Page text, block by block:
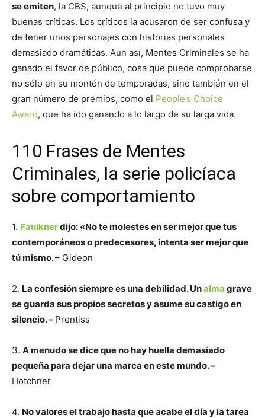
se emiten, la CBS, aunque al principio no tuvo muy
buenas críticas. Los críticos la acusaron de ser confusa y
de tener unos personajes con historias personales
demasiado dramáticas. Aun así, Mentes Criminales se ha
ganado el favor de público, cosa que puede comprobarse
no sólo en su montón de temporadas, sino también en el
gran número de premios, como el People’s Choice
Award, que ha ido ganando a lo largo de su larga vida.
110 Frases de Mentes
Criminales, la serie policíaca
sobre comportamiento
1. Faulknerdijo: «No te molestes en ser mejor que tus
contemporáneos o predecesores, intenta ser mejor que
tú mismo.– Gideon
2. La confesión siempre es una debilidad. Unalma grave
se guarda sus propios secretos y asume su castigo en
silencio. – Prentiss
3. A menudo se dice que no hay huella demasiado
pequeña para dejar una marca en este mundo. –
Hotchner
4. No valores el trabajo hasta que acabe el día y la tarea